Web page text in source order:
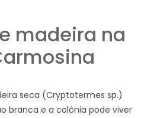
madeira na
seca (Cryptotermes sp.)
branca e a colônia pode viver